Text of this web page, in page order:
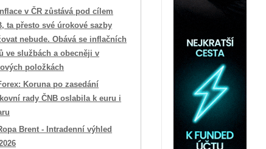
Inflace v ČR zůstává pod cílem
ta přesto své úrokové sazby
nebude. Obává se inflačních
ve službách a obecněji v
položkách
Koruna po zasedání
rady ČNB oslabila k euru i
Brent - Intradenní výhled